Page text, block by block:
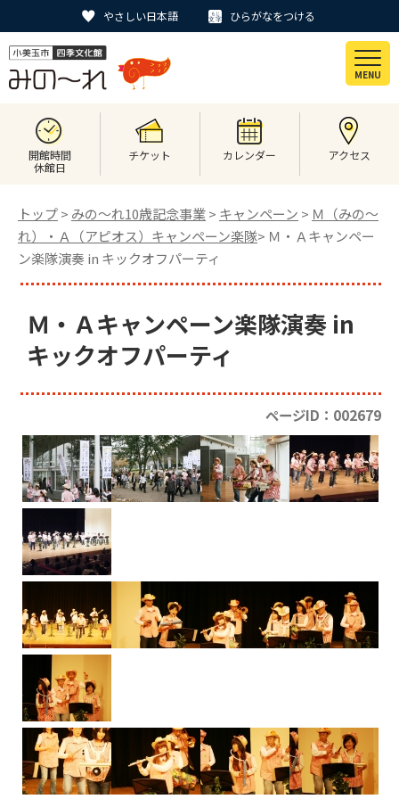
やさしい日本語 ひらがなをつける
MENU
開館時間
休館日
チケット カレンダー アクセス
トップ> みの〜れ10歳記念事業> キャンペーン > Ｍ（みの〜
れ）・Ａ（アピオス）キャンペーン楽隊> Ｍ・Ａキャンペー
ン楽隊演奏 in キックオフパーティ
Ｍ・Ａキャンペーン楽隊演奏 in
キックオフパーティ
ページID：002679